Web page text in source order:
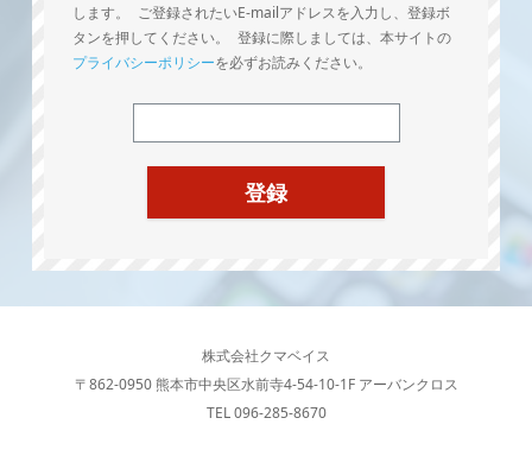
します。 ご登録されたいE-mailアドレスを入力し、登録ボ
タンを押してください。 登録に際しましては、本サイトの
プライバシーポリシーを必ずお読みください。
株式会社クマベイス
〒862-0950 熊本市中央区水前寺4-54-10-1F アーバンクロス
TEL 096-285-8670